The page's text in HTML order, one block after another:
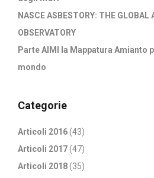
NASCE ASBESTORY: THE GLOBAL
OBSERVATORY
Parte AIMI la Mappatura Amianto
mondo
Categorie
Articoli 2016(43)
Articoli 2017(47)
Articoli 2018(35)